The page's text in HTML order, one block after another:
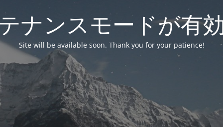
ナンスモードが有
Site will be available soon. Thank you for your patience!